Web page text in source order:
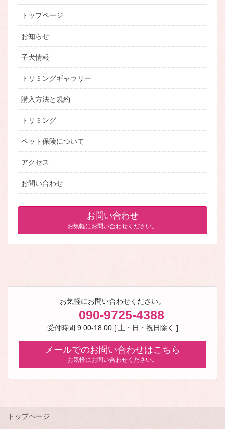
トップページ
お知らせ
子犬情報
トリミングギャラリー
購入方法と規約
トリミング
ペット保険について
アクセス
お問い合わせ
お問い合わせ
お気軽にお問い合わせください。
お気軽にお問い合わせください。
090-9725-4388
受付時間 9:00-18:00 [ 土・日・祝日除く ]
メールでのお問い合わせはこちら
お気軽にお問い合わせください。
トップページ